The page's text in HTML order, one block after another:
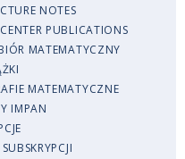
NOTES
PUBLICATIONS
MATEMATYCZNY
MATEMATYCZNE
IMPAN